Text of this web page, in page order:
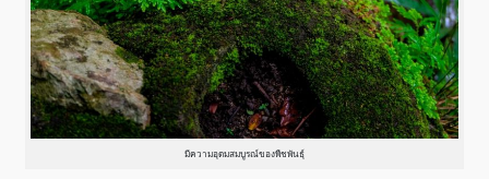
มีความอุดมสมบูรณ์ของพืชพันธ์ุ